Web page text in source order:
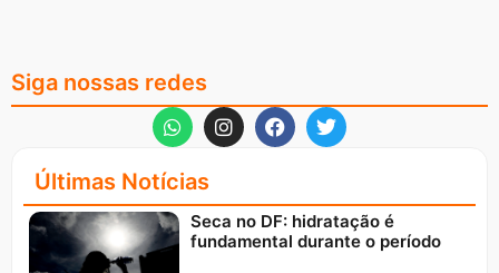
Siga nossas redes
Últimas Notícias
Seca no DF: hidratação é
fundamental durante o período